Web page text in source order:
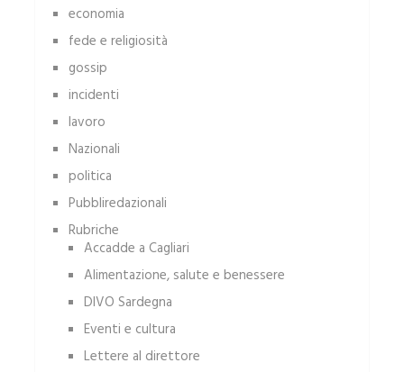
economia
fede e religiosità
gossip
incidenti
lavoro
Nazionali
politica
Pubbliredazionali
Rubriche
Accadde a Cagliari
Alimentazione, salute e benessere
DIVO Sardegna
Eventi e cultura
Lettere al direttore